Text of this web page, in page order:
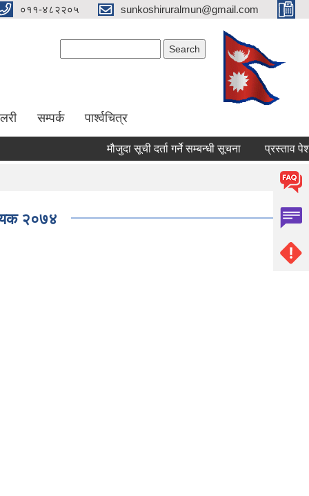
०११-४८२२०५ sunkoshiruralmun@gmail.com
सम्पर्क पार्श्वचित्र
मौजुदा सूची दर्ता गर्ने सम्बन्धी सूचना प्रस्ताव पेश गर्ने
२०७४